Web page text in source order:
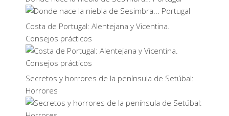
Costa de Portugal: Alentejana y Vicentina.
Consejos prácticos
Secretos y horrores de la península de Setúbal:
Horrores